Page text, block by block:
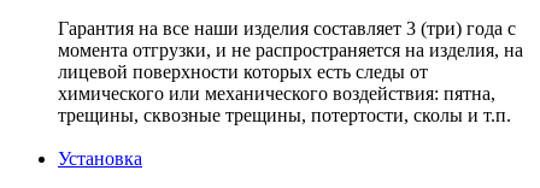
Гарантия на все наши изделия составляет 3 (три) года с
момента отгрузки, и не распространяется на изделия, на
лицевой поверхности которых есть следы от
химического или механического воздействия: пятна,
трещины, сквозные трещины, потертости, сколы и т.п.
Установка